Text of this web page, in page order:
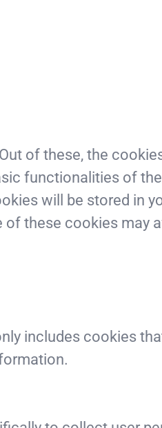
of these, the
functionalities of
will be stored in
of these cookies may
includes cookies